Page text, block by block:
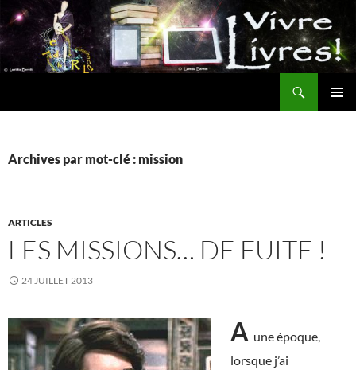
Aller
au
contenu
Archives par mot-clé : mission
ARTICLES
LES MISSIONS… DE FUITE !
24 JUILLET 2013
A une époque,
lorsque j’ai